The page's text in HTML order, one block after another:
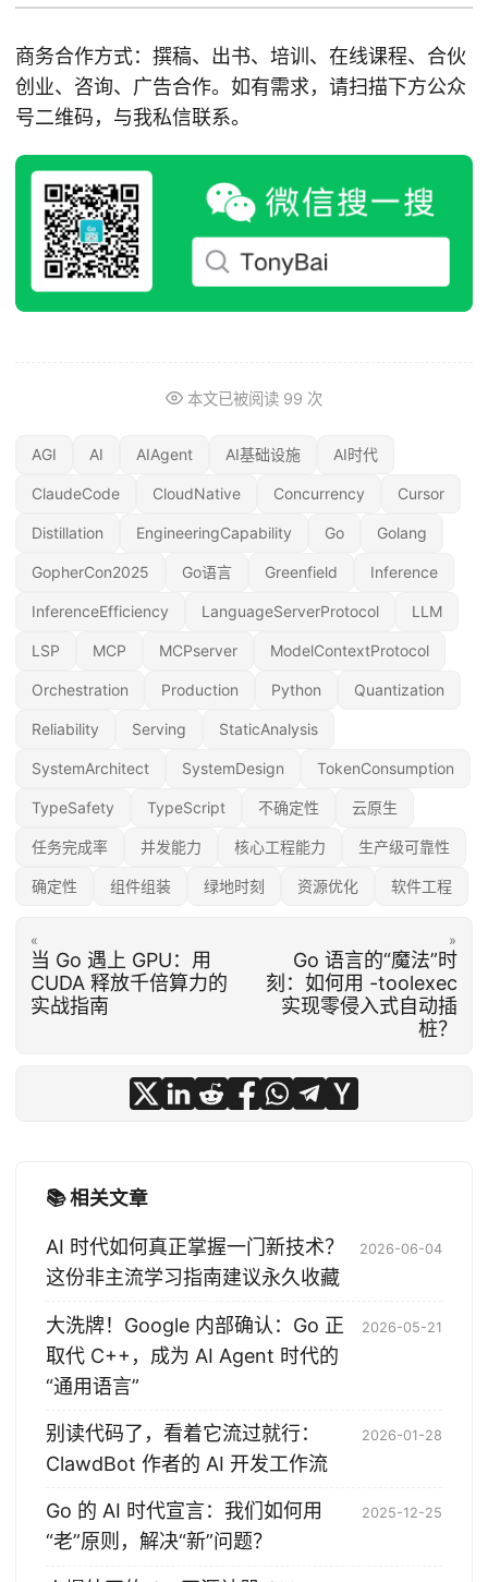
商务合作方式：撰稿、出书、培训、在线课程、合伙
创业、咨询、广告合作。如有需求，请扫描下方公众
号二维码，与我私信联系。
本文已被阅读 99 次
AGI AI AIAgent AI基础设施 AI时代
ClaudeCode CloudNative Concurrency Cursor
Distillation EngineeringCapability Go Golang
GopherCon2025 Go语言 Greenfield Inference
InferenceEfficiency LanguageServerProtocol LLM
LSP MCP MCPserver ModelContextProtocol
Orchestration Production Python Quantization
Reliability Serving StaticAnalysis
SystemArchitect SystemDesign TokenConsumption
TypeSafety TypeScript 不确定性 云原生
任务完成率 并发能力 核心工程能力 生产级可靠性
确定性 组件组装 绿地时刻 资源优化 软件工程
«
当 Go 遇上 GPU：用
CUDA 释放千倍算力的
实战指南
»
Go 语言的“魔法”时
刻：如何用 -toolexec
实现零侵入式自动插
桩？
📚 相关文章
AI 时代如何真正掌握一门新技术？
这份非主流学习指南建议永久收藏
2026-06-04
大洗牌！Google 内部确认：Go 正
取代 C++，成为 AI Agent 时代的
“通用语言”
2026-05-21
别读代码了，看着它流过就行：
ClawdBot 作者的 AI 开发工作流
2026-01-28
Go 的 AI 时代宣言：我们如何用
“老”原则，解决“新”问题？
2025-12-25